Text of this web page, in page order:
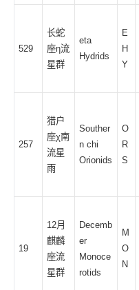
529
长蛇
座η流
星群
eta
Hydrids
E
H
Y
257
猎户
座χ南
流星
雨
Souther
n chi
Orionids
O
R
S
19
12月
麒麟
座流
星群
Decemb
er
Monoce
rotids
M
O
N